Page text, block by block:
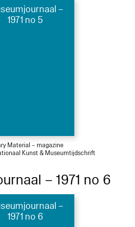
–
1971 no 5
Material – magazine
Kunst & Museumtijdschrift
– 1971 no 6
–
1971 no 6